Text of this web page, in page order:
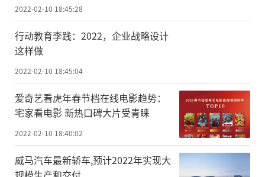
2022-02-10 18:45:28
行动教育李践：2022，企业战略设计
这样做
2022-02-10 18:45:04
爱奇艺看虎年春节档在线电影趋势：
宅家看电影 新热口碑大片受青睐
2022-02-10 18:40:02
威马汽车最新轿车,预计2022年实现大